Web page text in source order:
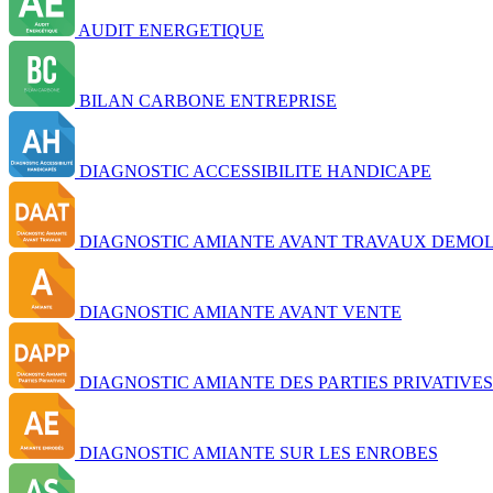
AUDIT ENERGETIQUE
BILAN CARBONE ENTREPRISE
DIAGNOSTIC ACCESSIBILITE HANDICAPE
DIAGNOSTIC AMIANTE AVANT TRAVAUX
DIAGNOSTIC AMIANTE AVANT VENTE
DIAGNOSTIC AMIANTE DES PARTIES PRIVATIVES
DIAGNOSTIC AMIANTE SUR LES ENROBES